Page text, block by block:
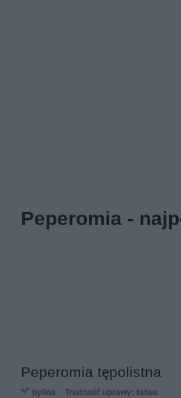
Peperomia -
Peperomia tępolistna
bylina Trudność uprawy: łatwa